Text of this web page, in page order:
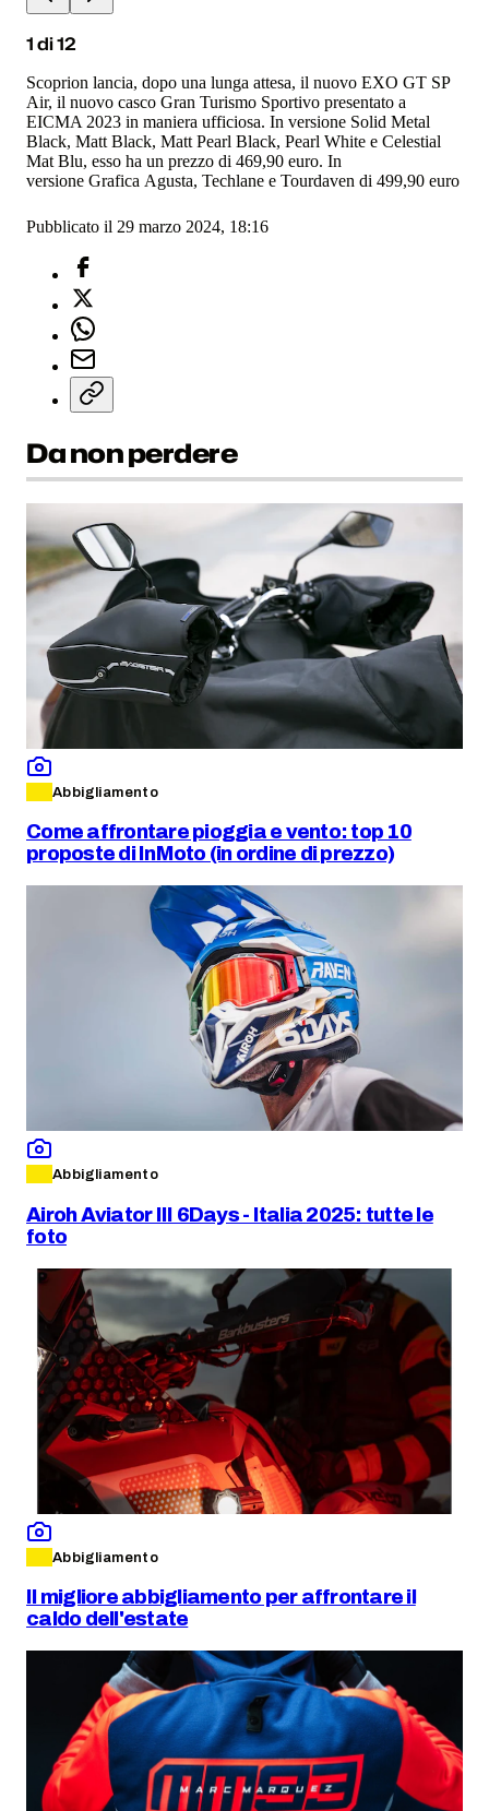
1di12
Scoprion lancia, dopo una lunga attesa, il nuovo EXO GT SP
Air, il nuovo casco Gran Turismo Sportivo presentato a
EICMA 2023 in maniera ufficiosa. In versione Solid Metal
Black, Matt Black, Matt Pearl Black, Pearl White e Celestial
Mat Blu, esso ha un prezzo di 469,90 euro. In
versione Grafica Agusta, Techlane e Tourdaven di 499,90 euro
Pubblicato il 29 marzo 2024, 18:16
Da non perdere
Abbigliamento
Come affrontare pioggia e vento: top 10
proposte di InMoto (in ordine di prezzo)
Abbigliamento
Airoh Aviator III 6Days - Italia 2025: tutte le
foto
Abbigliamento
Il migliore abbigliamento per affrontare il
caldo dell'estate